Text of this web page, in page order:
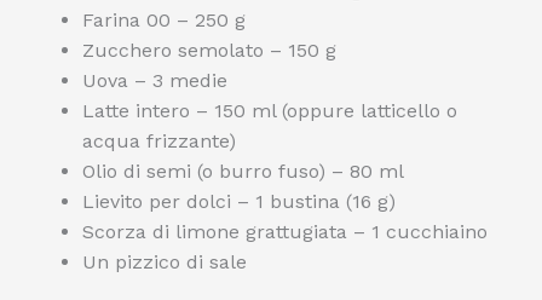
Farina 00 – 250 g
Zucchero semolato – 150 g
Uova – 3 medie
Latte intero – 150 ml (oppure latticello o
acqua frizzante)
Olio di semi (o burro fuso) – 80 ml
Lievito per dolci – 1 bustina (16 g)
Scorza di limone grattugiata – 1 cucchiaino
Un pizzico di sale